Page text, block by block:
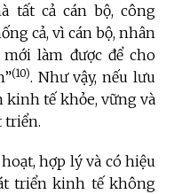
tất cả cán bộ, công
cả, vì cán bộ, nhân
làm được để cho
(10). Như vậy, nếu lưu
tế khỏe, vững và
triển.
hợp lý và có hiệu
triển kinh tế không